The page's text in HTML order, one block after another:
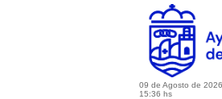
09 de Agosto de 2026
15:36 hs